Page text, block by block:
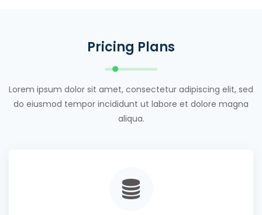
Pricing Plans
Lorem ipsum dolor sit amet, consectetur adipiscing elit, sed
do eiusmod tempor incididunt ut labore et dolore magna
aliqua.